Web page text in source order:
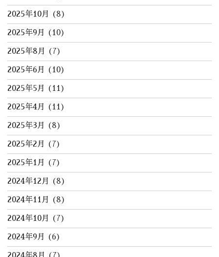
2025年10月 (8)
2025年9月 (10)
2025年8月 (7)
2025年6月 (10)
2025年5月 (11)
2025年4月 (11)
2025年3月 (8)
2025年2月 (7)
2025年1月 (7)
2024年12月 (8)
2024年11月 (8)
2024年10月 (7)
2024年9月 (6)